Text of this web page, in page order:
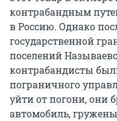
контрабандным
в Россию. Однако
государственной
поселений
контрабандисты
пограничного
уйти от погони, они
автомобиль,